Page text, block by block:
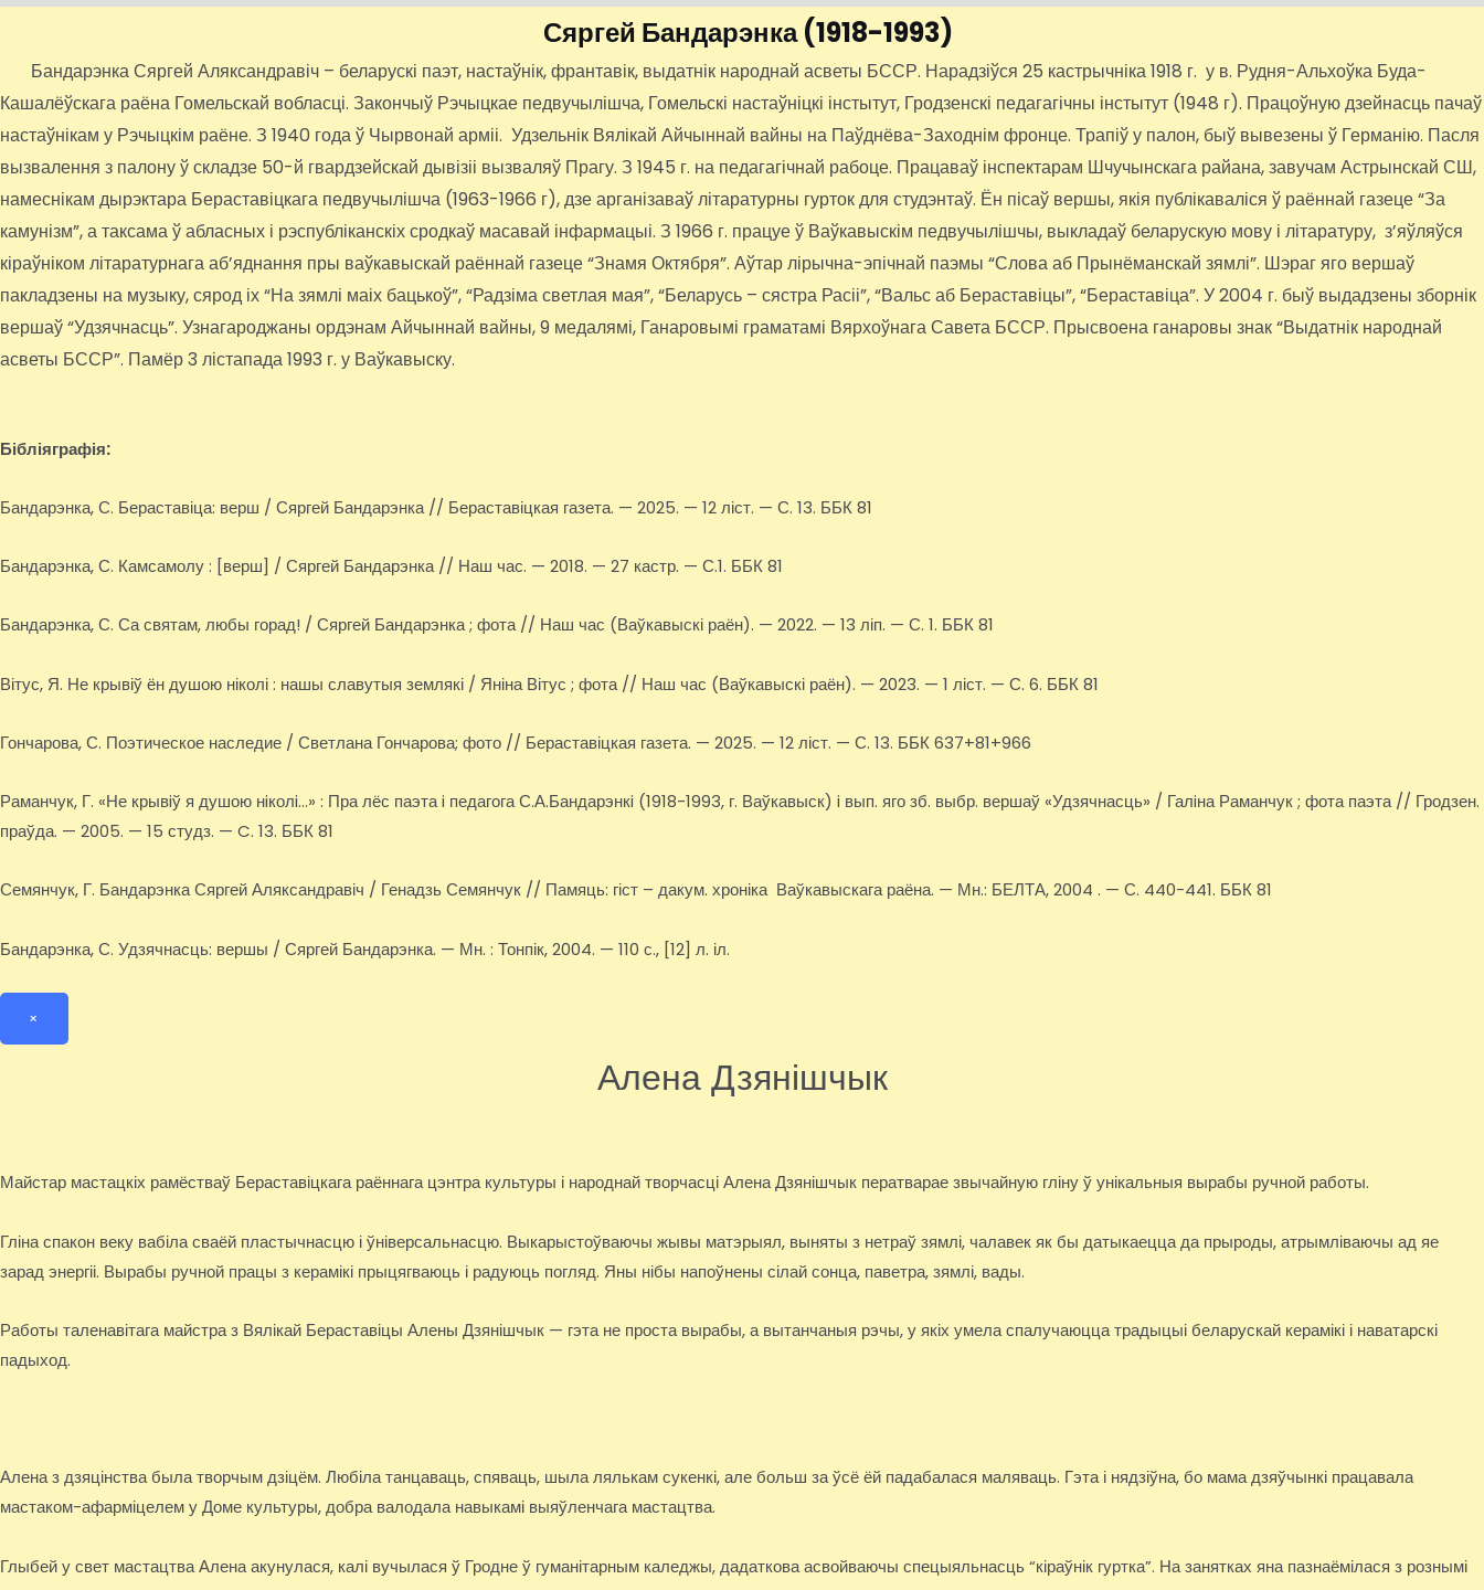
Сяргей Бандарэнка(1918-1993)
Бандарэнка Сяргей Аляксандравіч – беларускі паэт, настаўнік, франтавік, выдатнік народнай асветы БССР. Нарадзіўся 25 кастрычніка 1918 г. у в. Рудня-Альхоўка Буда-
Кашалёўскага раёна Гомельскай вобласці. Закончыў Рэчыцкае педвучылішча, Гомельскі настаўніцкі інстытут, Гродзенскі педагагічны інстытут (1948 г). Працоўную дзейнасць пачаў
настаўнікам у Рэчыцкім раёне. З 1940 года ў Чырвонай арміі. Удзельнік Вялікай Айчыннай вайны на Паўднёва-Заходнім фронце. Трапіў у палон, быў вывезены ў Германію. Пасля
вызвалення з палону ў складзе 50-й гвардзейскай дывізіі вызваляў Прагу. З 1945 г. на педагагічнай рабоце. Працаваў інспектарам Шчучынскага райана, завучам Астрынскай СШ,
намеснікам дырэктара Бераставіцкага педвучылішча (1963-1966 г), дзе арганізаваў літаратурны гурток для студэнтаў. Ён пісаў вершы, якія публікаваліся ў раённай газеце “За
камунізм”, а таксама ў абласных і рэспубліканскіх сродкаў масавай інфармацыі. З 1966 г. працуе ў Ваўкавыскім педвучылішчы, выкладаў беларускую мову і літаратуру, з’яўляўся
кіраўніком літаратурнага аб’яднання пры ваўкавыскай раённай газеце “Знамя Октября”. Аўтар лірычна-эпічнай паэмы “Слова аб Прынёманскай зямлі”. Шэраг яго вершаў
пакладзены на музыку, сярод іх “На зямлі маіх бацькоў”, “Радзіма светлая мая”, “Беларусь – сястра Расіі”, “Вальс аб Бераставіцы”, “Бераставіца”. У 2004 г. быў выдадзены зборнік
вершаў “Удзячнасць”. Узнагароджаны ордэнам Айчыннай вайны, 9 медалямі, Ганаровымі граматамі Вярхоўнага Савета БССР. Прысвоена ганаровы знак “Выдатнік народнай
асветы БССР”. Памёр 3 лістапада 1993 г. у Ваўкавыску.
Бібліяграфія:
Бандарэнка, С. Бераставіца: верш / Сяргей Бандарэнка // Бераставіцкая газета. — 2025. — 12 ліст. — С. 13. ББК 81
Бандарэнка, С. Камсамолу : [верш] / Сяргей Бандарэнка // Наш час. — 2018. — 27 кастр. — С.1. ББК 81
Бандарэнка, С. Са святам, любы горад! / Сяргей Бандарэнка ; фота // Наш час (Ваўкавыскі раён). — 2022. — 13 ліп. — С. 1. ББК 81
Вітус, Я. Не крывіў ён душою ніколі : нашы славутыя землякі / Яніна Вітус ; фота // Наш час (Ваўкавыскі раён). — 2023. — 1 ліст. — С. 6. ББК 81
Гончарова, С. Поэтическое наследие / Светлана Гончарова; фото // Бераставіцкая газета. — 2025. — 12 ліст. — С. 13. ББК 637+81+966
Раманчук, Г. «Не крывiў я душою нiколi…» : Пра лёс паэта i педагога С.А.Бандарэнкi (1918-1993, г. Ваўкавыск) i вып. яго зб. выбр. вершаў «Удзячнасць» / Галiна Раманчук ; фота паэта // Гродзен.
праўда. — 2005. — 15 студз. — C. 13. ББК 81
Семянчук, Г. Бандарэнка Сяргей Аляксандравіч / Генадзь Семянчук // Памяць: гіст – дакум. хроніка Ваўкавыскага раёна. — Мн.: БЕЛТА, 2004 . — С. 440-441. ББК 81
Бандарэнка, С. Удзячнасць: вершы / Сяргей Бандарэнка. — Мн. : Тонпік, 2004. — 110 с., [12] л. іл.
×
Алена Дзянішчык
Майстар мастацкіх рамёстваў Бераставіцкага раённага цэнтра культуры і народнай творчасці Алена Дзянішчык ператварае звычайную гліну ў унікальныя вырабы ручной работы.
Гліна спакон веку вабіла сваёй пластычнасцю і ўніверсальнасцю. Выкарыстоўваючы жывы матэрыял, выняты з нетраў зямлі, чалавек як бы датыкаецца да прыроды, атрымліваючы ад яе
зарад энергіі. Вырабы ручной працы з керамікі прыцягваюць і радуюць погляд. Яны нібы напоўнены сілай сонца, паветра, зямлі, вады.
Работы таленавітага майстра з Вялікай Бераставіцы Алены Дзянішчык — гэта не проста вырабы, а вытанчаныя рэчы, у якіх умела спалучаюцца традыцыі беларускай керамікі і наватарскі
падыход.
Алена з дзяцінства была творчым дзіцём. Любіла танцаваць, спяваць, шыла лялькам сукенкі, але больш за ўсё ёй падабалася маляваць. Гэта і нядзіўна, бо мама дзяўчынкі працавала
мастаком-афарміцелем у Доме культуры, добра валодала навыкамі выяўленчага мастацтва.
Глыбей у свет мастацтва Алена акунулася, калі вучылася ў Гродне ў гуманітарным каледжы, дадаткова асвойваючы спецыяльнасць “кіраўнік гуртка”. На занятках яна пазнаёмілася з рознымі